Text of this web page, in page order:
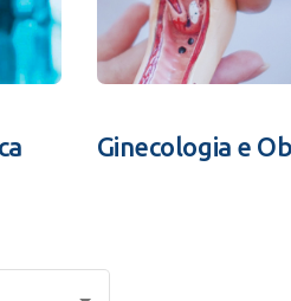
Ginecologia e